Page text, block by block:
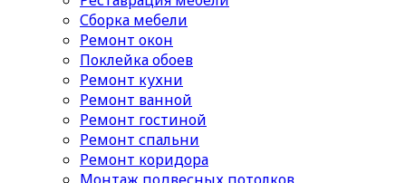
Сборка мебели
Ремонт окон
Поклейка обоев
Ремонт кухни
Ремонт ванной
Ремонт гостиной
Ремонт спальни
Ремонт коридора
Монтаж подвесных потолков